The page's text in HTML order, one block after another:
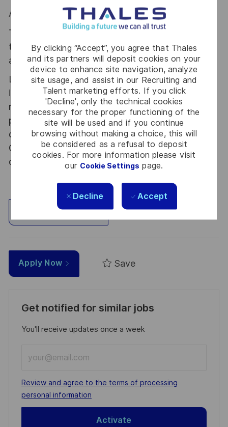
By clicking “Accept”, you agree that Thales
and its partners will deposit cookies on your
device to enhance site navigation, analyze
site usage, and assist in our Recruiting and
Talent marketing efforts. If you click
'Decline', only the technical cookies
necessary for the proper functioning of the
site will be used and if you continue
browsing without making a choice, this will
be considered as a refusal to deposit
cookies. For more information please visit
our Cookie Settings page.
Decline Accept
Alors n'hésitez plus et rejoignez nous !
Thales, entreprise Handi-Engagée, reconnait
tous les talents. La diversité est notre meilleur
atout. Postulez et rejoignez nous !
Le poste pouvant nécessiter d'accéder à des
informations relevant du secret de la défense
nationale, la personne retenue fera l'objet d'une
procédure d’habilitation, conformément aux
dispositions des articles R.2311-1 et suivants du
Code de la défense et de l’IGI 1300 SGDSN/PSE
du 09 août 2021.
Explore Location
Apply Now Save
Get notified for similar jobs
You'll receive updates once a week
Email
address
(Required)
Required
Review and agree to the terms of processing
personal information
Activate